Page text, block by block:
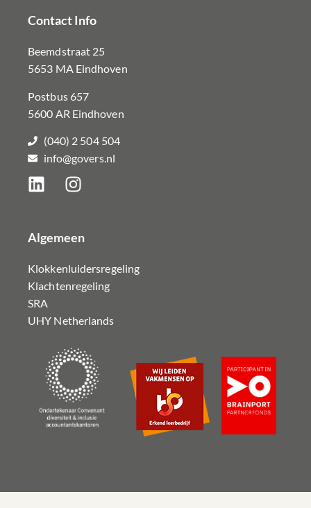
Contact Info
Beemdstraat 25
5653 MA Eindhoven
Postbus 657
5600 AR Eindhoven
(040) 2 504 504
info@govers.nl
Algemeen
Klokkenluidersregeling
Klachtenregeling
SRA
UHY Netherlands